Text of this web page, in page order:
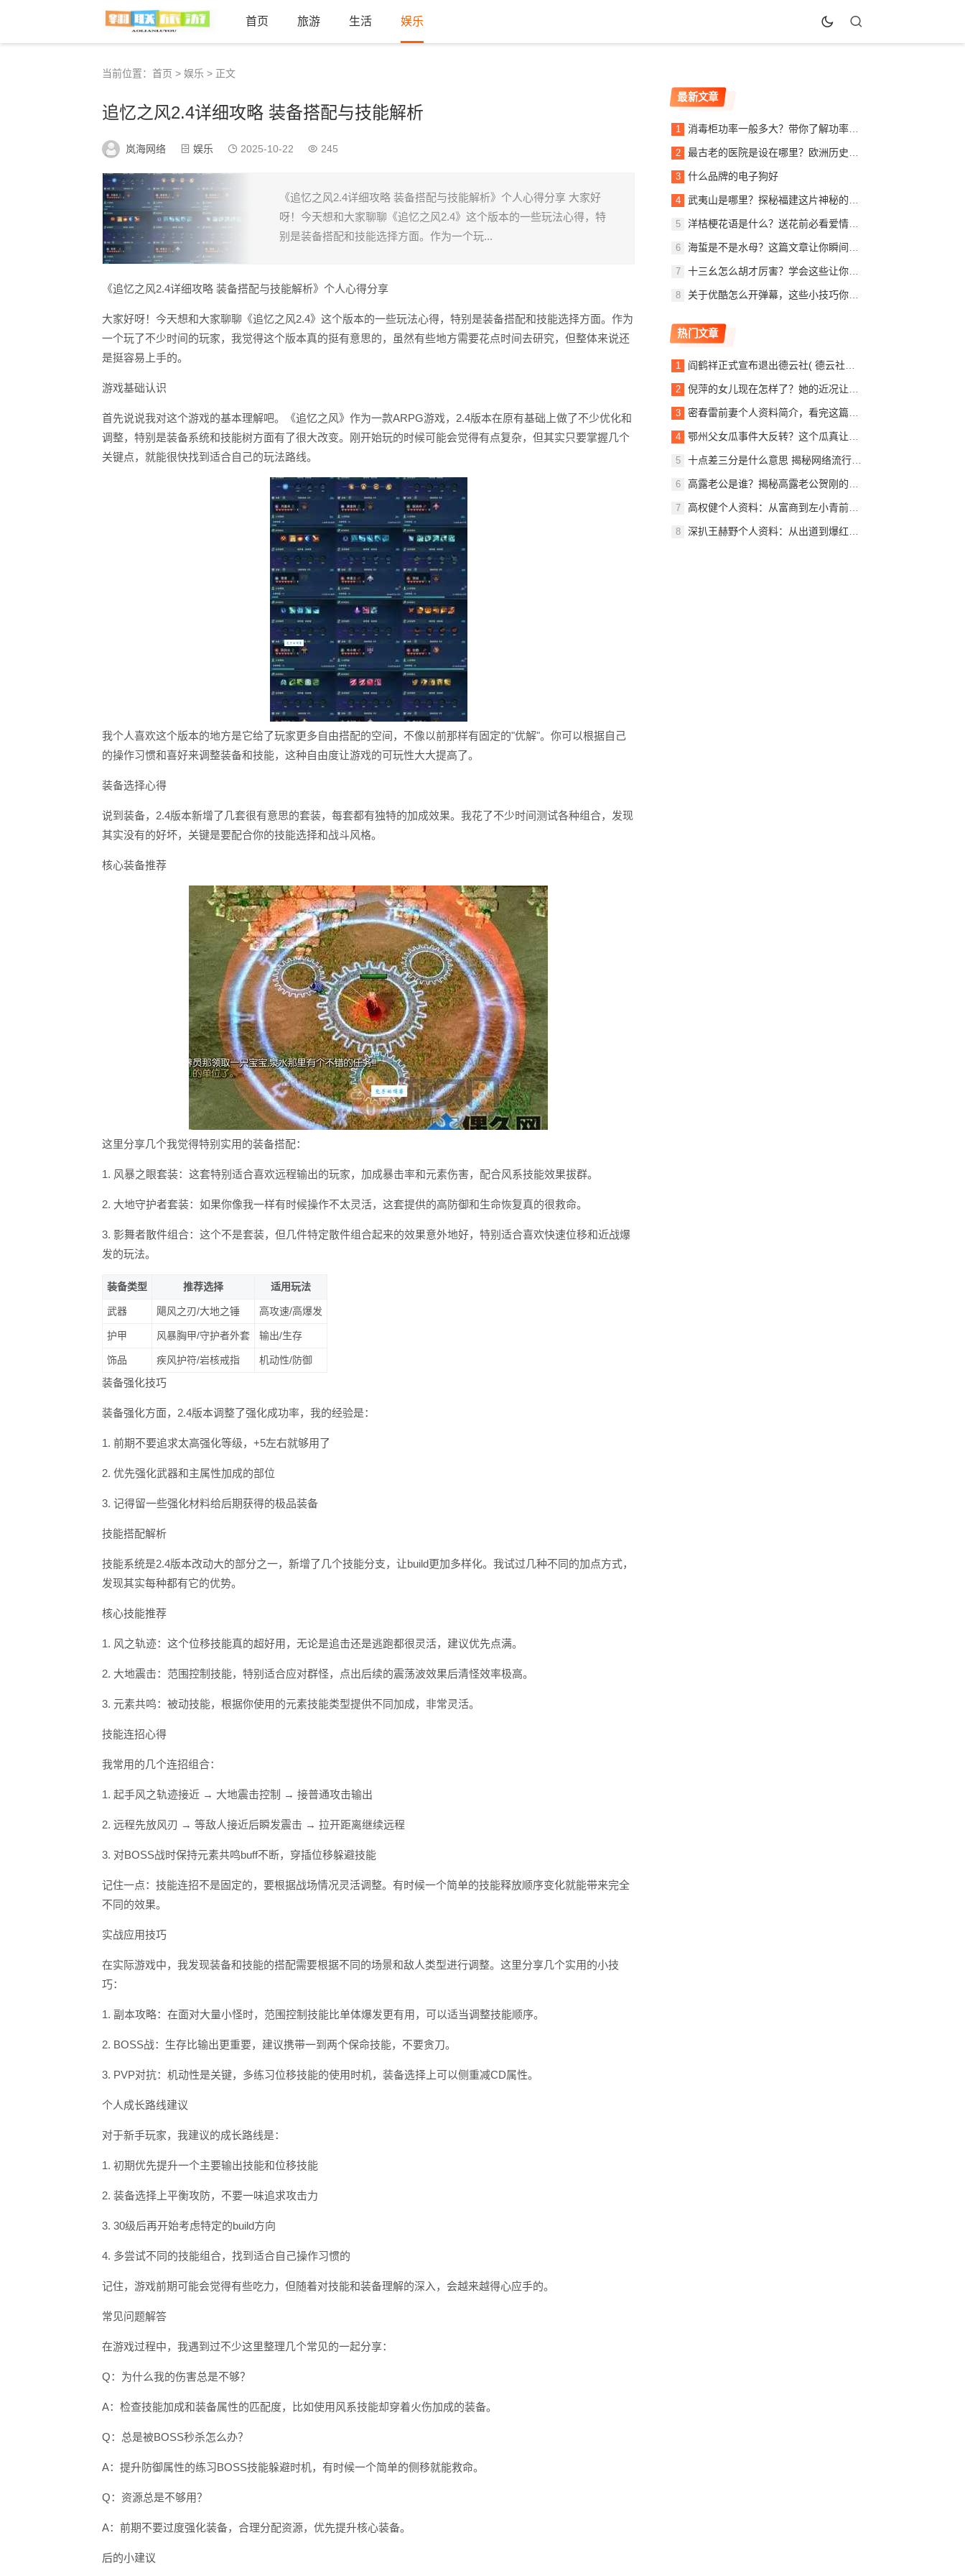
首页 旅游 生活 娱乐
当前位置： 首页 > 娱乐 > 正文
追忆之风2.4详细攻略 装备搭配与技能解析
岚海网络 娱乐 2025-10-22 245
《追忆之风2.4详细攻略 装备搭配与技能解析》个人心得分享 大家好
呀！今天想和大家聊聊《追忆之风2.4》这个版本的一些玩法心得，特
别是装备搭配和技能选择方面。作为一个玩...
《追忆之风2.4详细攻略 装备搭配与技能解析》个人心得分享
大家好呀！今天想和大家聊聊《追忆之风2.4》这个版本的一些玩法心得，特别是装备搭配和技能选择方面。作为
一个玩了不少时间的玩家，我觉得这个版本真的挺有意思的，虽然有些地方需要花点时间去研究，但整体来说还
是挺容易上手的。
游戏基础认识
首先说说我对这个游戏的基本理解吧。《追忆之风》作为一款ARPG游戏，2.4版本在原有基础上做了不少优化和
调整，特别是装备系统和技能树方面有了很大改变。刚开始玩的时候可能会觉得有点复杂，但其实只要掌握几个
关键点，就能很快找到适合自己的玩法路线。
我个人喜欢这个版本的地方是它给了玩家更多自由搭配的空间，不像以前那样有固定的"优解"。你可以根据自己
的操作习惯和喜好来调整装备和技能，这种自由度让游戏的可玩性大大提高了。
装备选择心得
说到装备，2.4版本新增了几套很有意思的套装，每套都有独特的加成效果。我花了不少时间测试各种组合，发现
其实没有的好坏，关键是要配合你的技能选择和战斗风格。
核心装备推荐
这里分享几个我觉得特别实用的装备搭配：
1. 风暴之眼套装：这套特别适合喜欢远程输出的玩家，加成暴击率和元素伤害，配合风系技能效果拔群。
2. 大地守护者套装：如果你像我一样有时候操作不太灵活，这套提供的高防御和生命恢复真的很救命。
3. 影舞者散件组合：这个不是套装，但几件特定散件组合起来的效果意外地好，特别适合喜欢快速位移和近战爆
发的玩法。
装备类型 推荐选择 适用玩法
武器 飓风之刃/大地之锤 高攻速/高爆发
护甲 风暴胸甲/守护者外套 输出/生存
饰品 疾风护符/岩核戒指 机动性/防御
装备强化技巧
装备强化方面，2.4版本调整了强化成功率，我的经验是：
1. 前期不要追求太高强化等级，+5左右就够用了
2. 优先强化武器和主属性加成的部位
3. 记得留一些强化材料给后期获得的极品装备
技能搭配解析
技能系统是2.4版本改动大的部分之一，新增了几个技能分支，让build更加多样化。我试过几种不同的加点方式，
发现其实每种都有它的优势。
核心技能推荐
1. 风之轨迹：这个位移技能真的超好用，无论是追击还是逃跑都很灵活，建议优先点满。
2. 大地震击：范围控制技能，特别适合应对群怪，点出后续的震荡波效果后清怪效率极高。
3. 元素共鸣：被动技能，根据你使用的元素技能类型提供不同加成，非常灵活。
技能连招心得
我常用的几个连招组合：
1. 起手风之轨迹接近 → 大地震击控制 → 接普通攻击输出
2. 远程先放风刃 → 等敌人接近后瞬发震击 → 拉开距离继续远程
3. 对BOSS战时保持元素共鸣buff不断，穿插位移躲避技能
记住一点：技能连招不是固定的，要根据战场情况灵活调整。有时候一个简单的技能释放顺序变化就能带来完全
不同的效果。
实战应用技巧
在实际游戏中，我发现装备和技能的搭配需要根据不同的场景和敌人类型进行调整。这里分享几个实用的小技
巧：
1. 副本攻略：在面对大量小怪时，范围控制技能比单体爆发更有用，可以适当调整技能顺序。
2. BOSS战：生存比输出更重要，建议携带一到两个保命技能，不要贪刀。
3. PVP对抗：机动性是关键，多练习位移技能的使用时机，装备选择上可以侧重减CD属性。
个人成长路线建议
对于新手玩家，我建议的成长路线是：
1. 初期优先提升一个主要输出技能和位移技能
2. 装备选择上平衡攻防，不要一味追求攻击力
3. 30级后再开始考虑特定的build方向
4. 多尝试不同的技能组合，找到适合自己操作习惯的
记住，游戏前期可能会觉得有些吃力，但随着对技能和装备理解的深入，会越来越得心应手的。
常见问题解答
在游戏过程中，我遇到过不少这里整理几个常见的一起分享：
Q：为什么我的伤害总是不够？
A：检查技能加成和装备属性的匹配度，比如使用风系技能却穿着火伤加成的装备。
Q：总是被BOSS秒杀怎么办？
A：提升防御属性的练习BOSS技能躲避时机，有时候一个简单的侧移就能救命。
Q：资源总是不够用？
A：前期不要过度强化装备，合理分配资源，优先提升核心装备。
后的小建议
最新文章
消毒柜功率一般多大？带你了解功率背后的秘密！
最古老的医院是设在哪里？欧洲历史悠久的医疗机构介绍
什么品牌的电子狗好
武夷山是哪里？探秘福建这片神秘的旅游胜地
洋桔梗花语是什么？送花前必看爱情寓意解读
海蜇是不是水母？这篇文章让你瞬间明白！
十三幺怎么胡才厉害？学会这些让你成为高手
关于优酷怎么开弹幕，这些小技巧你一定要知道，让看剧更有味
热门文章
阎鹤祥正式宣布退出德云社( 德云社还能像以前一样吗)
倪萍的女儿现在怎样了？她的近况让人好奇！
密春雷前妻个人资料简介，看完这篇你就全知道了！
鄂州父女瓜事件大反转？这个瓜真让人吃惊！
十点差三分是什么意思 揭秘网络流行语的由来
高露老公是谁？揭秘高露老公贺刚的个人资料
高权健个人资料：从富商到左小青前夫的完整故事
深扒王赫野个人资料：从出道到爆红之路全记录！